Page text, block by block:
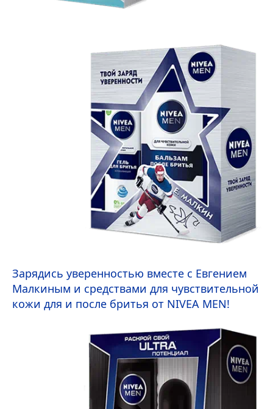
Зарядись уверенностью вместе с Евгением
Малкиным и средствами для чувствительной
кожи для и после бритья от NIVEA MEN!